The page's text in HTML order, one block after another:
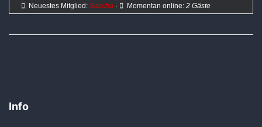
Neuestes Mitglied: Sascha · Momentan online: 2 Gäste
Info